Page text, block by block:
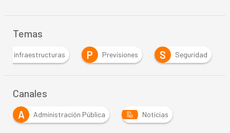
Temas
P
Previsiones S Seguridad S Software
Canales
A
Administración Pública Noticias